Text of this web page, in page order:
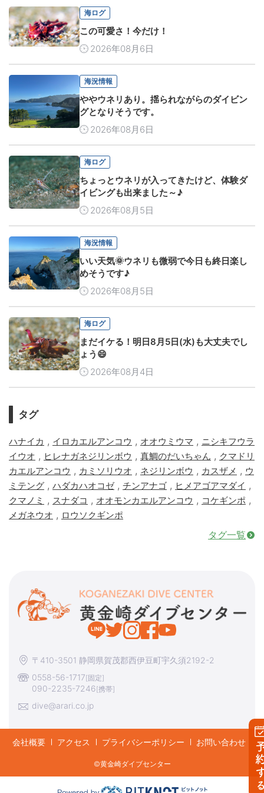
予
海ログ
この可愛さ！今だけ！
2026年08月6日
海況情報
ややウネリあり。揺られながらのダイビン
グとなりそうです。
2026年08月6日
海ログ
ちょっとウネリが入ってきたけど、体験ダ
イビングも出来ました～♪
2026年08月5日
海況情報
いい天気🌞ウネリも微弱で今日も終日楽し
めそうです♪
2026年08月5日
海ログ
まだイケる！明日8月5日(水)も大丈夫でし
ょう😄
2026年08月4日
タグ
ハナイカ , イロカエルアンコウ , オオウミウマ , ニシキフウラ
イウオ , ヒレナガネジリンボウ , 真鯛のだいちゃん , クマドリ
カエルアンコウ , カミソリウオ , ネジリンボウ , カスザメ , ウ
ミテング , ハダカハオコゼ, チンアナゴ , ヒメアゴアマダイ ,
クマノミ , スナダコ , オオモンカエルアンコウ , コケギンポ ,
メガネウオ , ロウソクギンポ
タグ一覧
〒410-3501 静岡県賀茂郡西伊豆町宇久須2192-2
0558-56-1717[固定]
090-2235-7246[携帯]
dive@arari.co.jp
会社概要 アクセス プライバシーポリシー お問い合わせ
©︎黄金崎ダイブセンター